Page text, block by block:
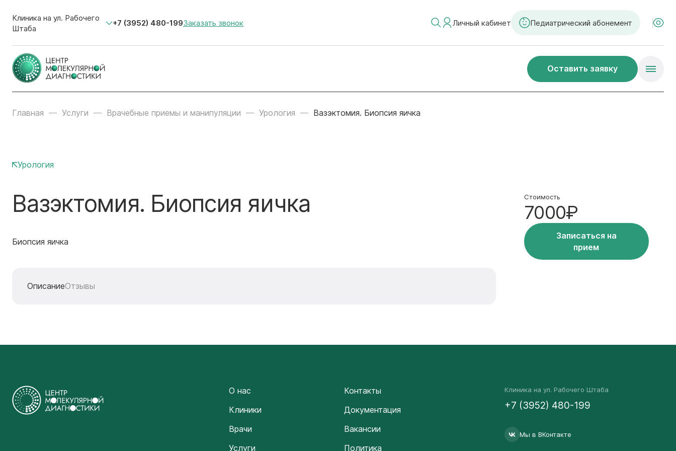
Клиника на ул. Рабочего
Штаба
+7 (3952) 480-199Заказать звонок Личный кабинет Педиатрический абонемент
Оставить заявку
Главная Услуги Врачебные приемы и манипуляции Урология Вазэктомия. Биопсия яичка
Урология
Вазэктомия. Биопсия яичка
Биопсия яичка
ОписаниеОтзывы
Стоимость
7000₽
Записаться на
прием
О нас
Клиники
Врачи
Услуги
Контакты
Документация
Вакансии
Политика
Клиника на ул. Рабочего Штаба
+7 (3952) 480-199
Мы в ВКонтакте